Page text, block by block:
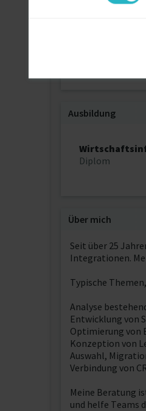
Ausbildung
Diplom
Über mich
Seit über 25
Integrationen.
Typische
Analyse
Entwicklung von
Optimierung von
Konzeption von
Auswahl,
Verbindung von
Meine Beratung
und helfe Teams